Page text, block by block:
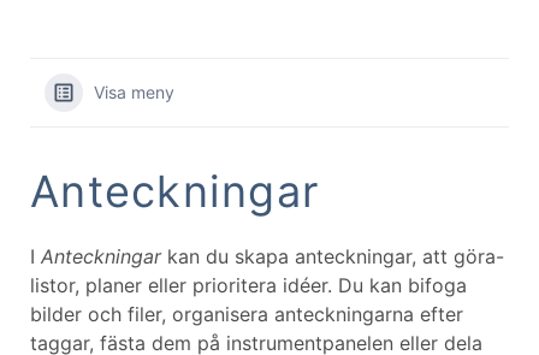
Visa meny
Anteckningar
I Anteckningarkan du skapa anteckningar, att göra-
listor, planer eller prioritera idéer. Du kan bifoga
bilder och filer, organisera anteckningarna efter
taggar, fästa dem på instrumentpanelen eller dela